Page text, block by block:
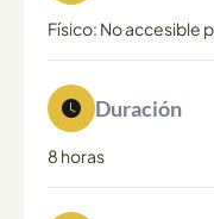
Físico: No accesible
Duración
8 horas